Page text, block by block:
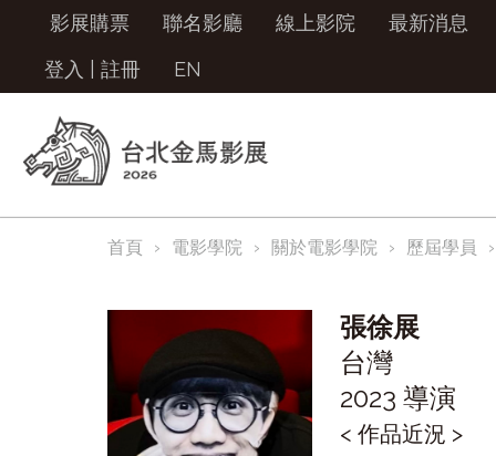
影展購票 聯名影廳 線上影院
最新消息
登入
註冊 EN
首頁 電影學院 關於電影學院 歷屆學員
張徐展
台灣
2023 導演
< 作品近況 >